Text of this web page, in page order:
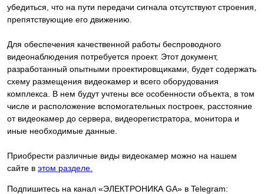
убедиться, что на пути передачи сигнала отсутствуют строения,
препятствующие его движению.
Для обеспечения качественной работы беспроводного
видеонаблюдения потребуется проект. Этот документ,
разработанный опытными проектировщиками, будет содержать
схему размещения видеокамер и всего оборудования
комплекса. В нем будут учтены все особенности объекта, в том
числе и расположение вспомогательных построек, расстояние
от видеокамер до сервера, видеорегистратора, монитора и
иные необходимые данные.
Приобрести различные виды видеокамер можно на нашем
сайте в этом разделе
Подпишитесь на канал «ЭЛЕКТРОНИКА GA» в Telegram: